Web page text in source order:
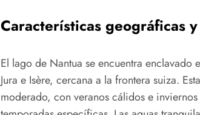
Características geográficas
El lago de Nantua se encuentra
Jura e Isère, cercana a la frontera suiza.
moderado, con veranos cálidos e